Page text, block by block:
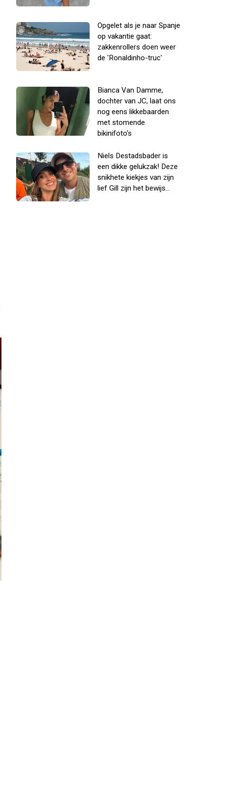
Opgelet als je naar Spanje
op vakantie gaat:
zakkenrollers doen weer
de 'Ronaldinho-truc'
Bianca Van Damme,
dochter van JC, laat ons
nog eens likkebaarden
met stomende
bikinifoto's
Niels Destadsbader is
een dikke gelukzak! Deze
snikhete kiekjes van zijn
lief Gill zijn het bewijs...